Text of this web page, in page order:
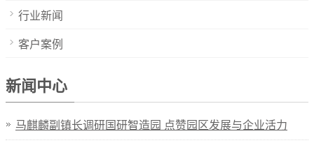
行业新闻
客户案例
新闻中心
马麒麟副镇长调研国研智造园 点赞园区发展与企业活力